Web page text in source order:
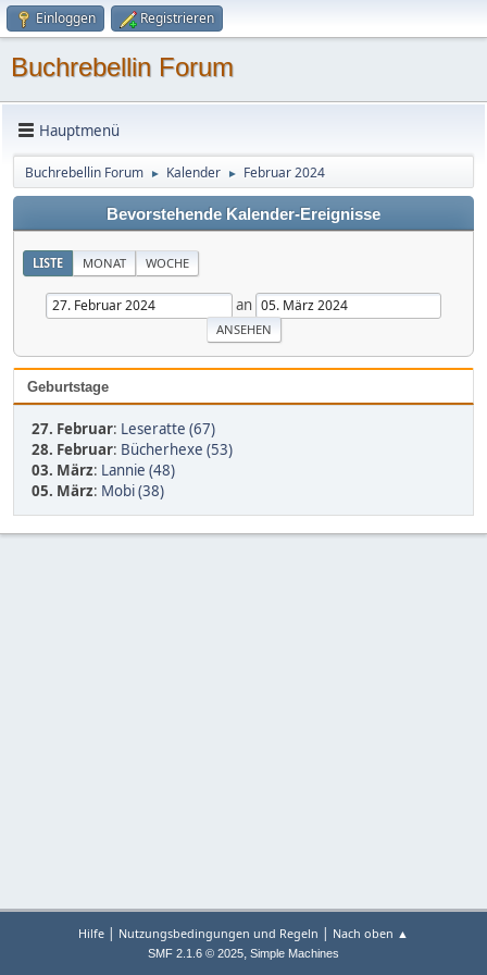
Einloggen Registrieren
Buchrebellin Forum
Hauptmenü
Buchrebellin Forum ► Kalender ► Februar 2024
Bevorstehende Kalender-Ereignisse
LISTE MONAT WOCHE
an
Geburtstage
27. Februar: Leseratte (67)
28. Februar: Bücherhexe (53)
03. März: Lannie (48)
05. März: Mobi (38)
Hilfe | Nutzungsbedingungen und Regeln | Nach oben ▲
SMF 2.1.6 © 2025, Simple Machines